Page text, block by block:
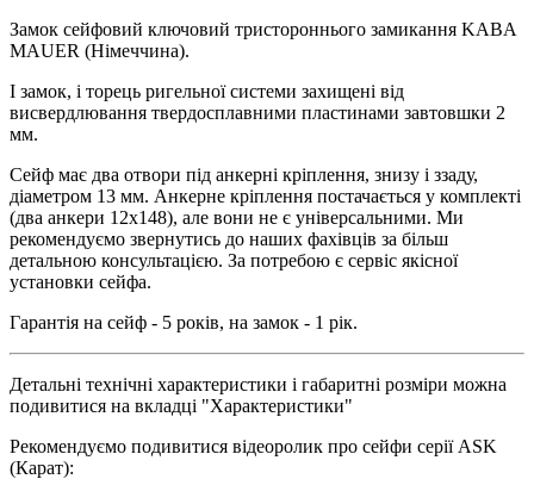
Замок сейфовий ключовий тристороннього замикання KABA
MAUER (Німеччина).
І замок, і торець ригельної системи захищені від
висвердлювання твердосплавними пластинами завтовшки 2
мм.
Сейф має два отвори під анкерні кріплення, знизу і ззаду,
діаметром 13 мм. Анкерне кріплення постачається у комплекті
(два анкери 12х148), але вони не є універсальними. Ми
рекомендуємо звернутись до наших фахівців за більш
детальною консультацією. За потребою є сервіс якісної
установки сейфа.
Гарантія на сейф - 5 років, на замок - 1 рік.
Детальні технічні характеристики і габаритні розміри можна
подивитися на вкладці "Характеристики"
Рекомендуємо подивитися відеоролик про сейфи серії ASK
(Карат):